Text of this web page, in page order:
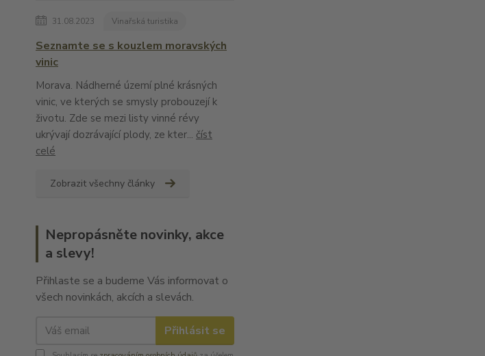
31.08.2023 Vinařská turistika
Seznamte se s kouzlem moravských
vinic
Morava. Nádherné území plné krásných
vinic, ve kterých se smysly probouzejí k
životu. Zde se mezi listy vinné révy
ukrývají dozrávající plody, ze kter... číst
celé
Zobrazit všechny články
Nepropásněte novinky, akce
a slevy!
Přihlaste se a budeme Vás informovat o
všech novinkách, akcích a slevách.
Přihlásit se